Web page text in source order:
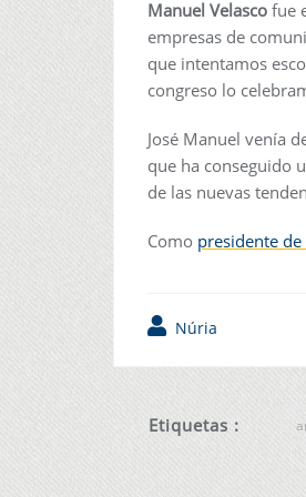
Manuel Velasco fue
empresas de
que intentamos
congreso lo
José Manuel venía
que ha conseguido
de las nuevas
Como presidente
Núria
Etiquetas :